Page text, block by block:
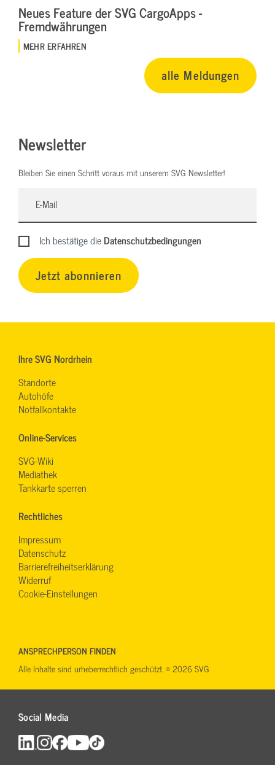
Neues Feature der SVG CargoApps -
Fremdwährungen
MEHR ERFAHREN
alle Meldungen
Newsletter
Bleiben Sie einen Schritt voraus mit unserem SVG Newsletter!
Ich bestätige dieDatenschutzbedingungen
Jetzt abonnieren
Ihre SVG Nordrhein
Standorte
Autohöfe
Notfallkontakte
Online-Services
SVG-Wiki
Mediathek
Tankkarte sperren
Rechtliches
Impressum
Datenschutz
Barrierefreiheitserklärung
Widerruf
Cookie-Einstellungen
Social Media
ANSPRECHPERSON FINDEN
Alle Inhalte sind urheberrechtlich geschützt. © 2026 SVG